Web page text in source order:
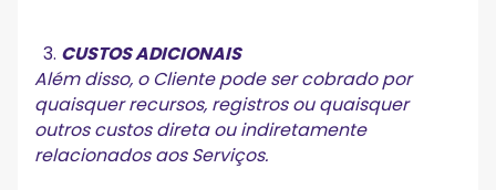
CUSTOS ADICIONAIS
Além disso, o Cliente pode ser cobrado por
quaisquer recursos, registros ou quaisquer
outros custos direta ou indiretamente
relacionados aos Serviços.